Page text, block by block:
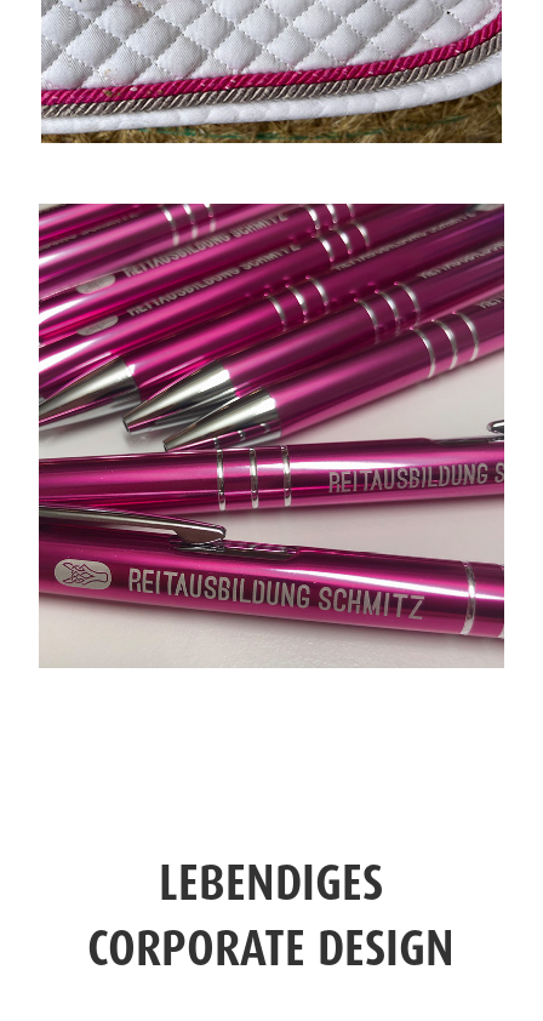
LEBENDIGES
CORPORATE DESIGN